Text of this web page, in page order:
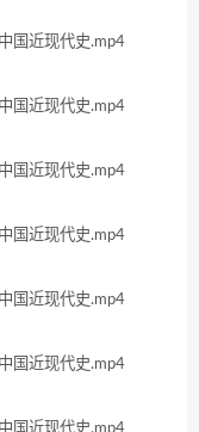
国近现代史.mp4
国近现代史.mp4
国近现代史.mp4
国近现代史.mp4
国近现代史.mp4
国近现代史.mp4
国近现代史.mp4